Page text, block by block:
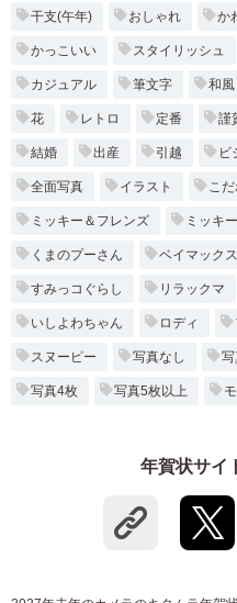
干支(午年) おしゃれ か
かっこいい スタイリッシュ
カジュアル 筆文字 和風
花 レトロ 定番 謹
結婚 出産 引越 ビ
全面写真 イラスト こ
ミッキー＆フレンズ ミッキ
くまのプーさん ベイマックス
すみっコぐらし リラックマ
いしよわちゃん ロディ
スヌーピー 写真なし
写真4枚 写真5枚以上
年賀状サイ